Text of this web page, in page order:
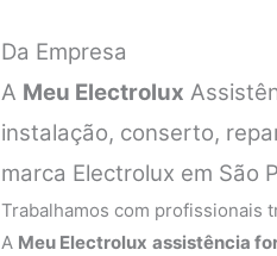
Da Empresa
A Meu Electrolux
instalação, conserto,
marca Electrolux em São
Trabalhamos com profissionais
A Meu Electrolux assistência